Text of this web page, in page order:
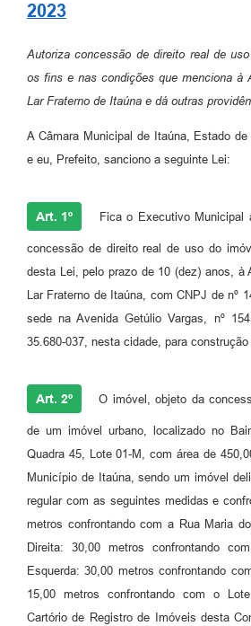
2023
Autoriza concessão de direito real de
os fins e nas condições que menciona à
Lar Fraterno de Itaúna e dá outras
A Câmara Municipal de Itaúna, Estado
e eu, Prefeito, sanciono a seguinte Lei:
Art. 1º Fica o Executivo Municipal
concessão de direito real de uso do
desta Lei, pelo prazo de 10 (dez) anos, à
Lar Fraterno de Itaúna, com CNPJ de nº
sede na Avenida Getúlio Vargas, nº
35.680-037, nesta cidade, para
Art. 2º O imóvel, objeto da
de um imóvel urbano, localizado no
Quadra 45, Lote 01-M, com área de
Município de Itaúna, sendo um imóvel
regular com as seguintes medidas e
metros confrontando com a Rua Maria
Direita: 30,00 metros confrontando
Esquerda: 30,00 metros confrontando
15,00 metros confrontando com o
Cartório de Registro de Imóveis desta